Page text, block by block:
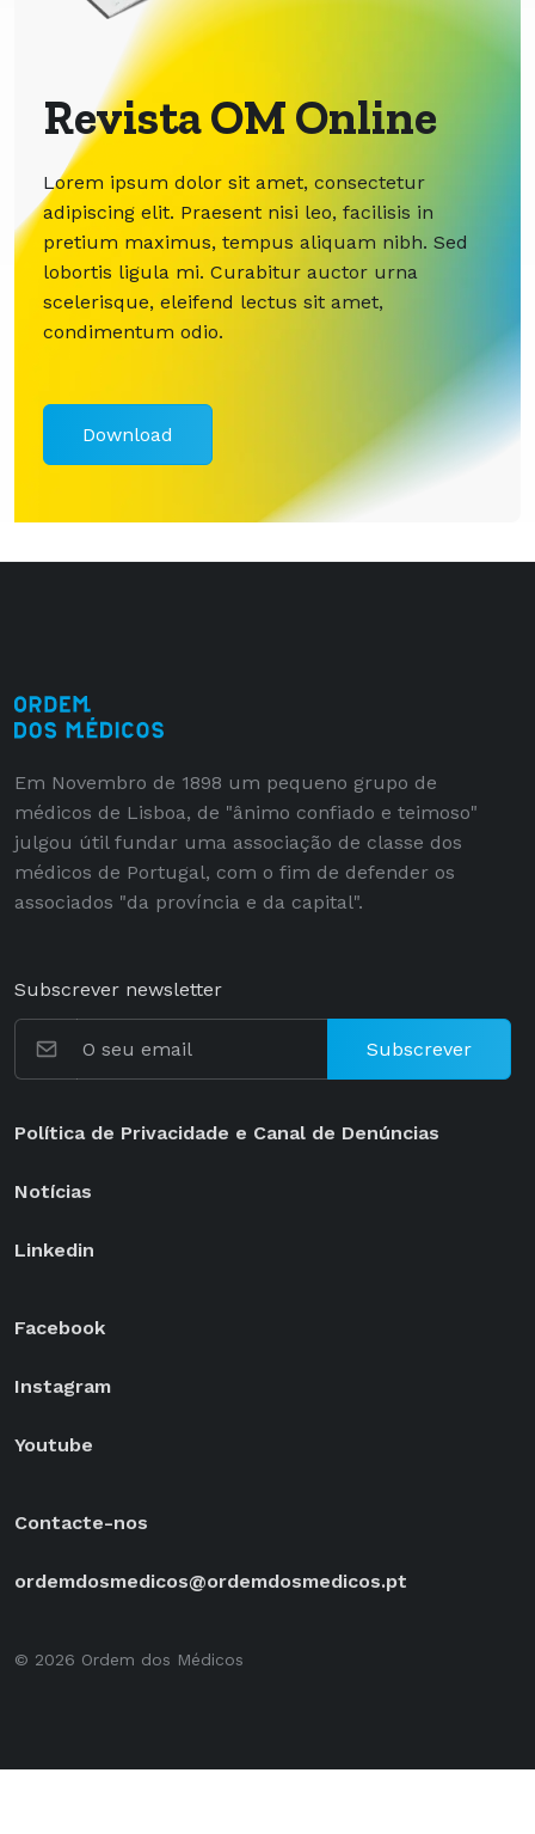
Revista OM Online
Lorem ipsum dolor sit amet, consectetur
adipiscing elit. Praesent nisi leo, facilisis in
pretium maximus, tempus aliquam nibh. Sed
lobortis ligula mi. Curabitur auctor urna
scelerisque, eleifend lectus sit amet,
condimentum odio.
Download
Em Novembro de 1898 um pequeno grupo de
médicos de Lisboa, de "ânimo confiado e teimoso"
julgou útil fundar uma associação de classe dos
médicos de Portugal, com o fim de defender os
associados "da província e da capital".
Subscrever newsletter
Subscrever
Política de Privacidade e Canal de Denúncias
Notícias
Linkedin
Facebook
Instagram
Youtube
Contacte-nos
ordemdosmedicos@ordemdosmedicos.pt
© 2026 Ordem dos Médicos